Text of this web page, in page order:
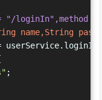
"/loginIn",method =
name,String
;